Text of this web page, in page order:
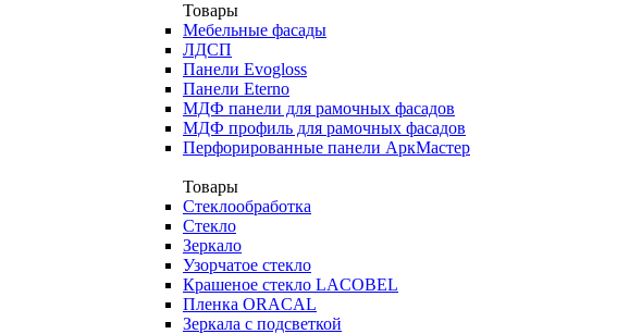
Товары
Мебельные фасады
ЛДСП
Панели Evogloss
Панели Eterno
МДФ панели для рамочных фасадов
МДФ профиль для рамочных фасадов
Перфорированные панели АркМастер
Товары
Стеклообработка
Стекло
Зеркало
Узорчатое стекло
Крашеное стекло LACOBEL
Пленка ORACAL
Зеркала с подсветкой